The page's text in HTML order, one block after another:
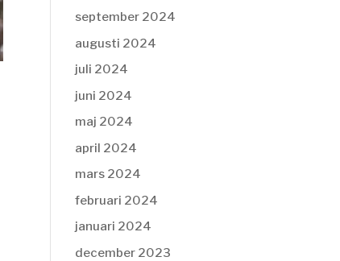
september 2024
augusti 2024
juli 2024
juni 2024
maj 2024
april 2024
mars 2024
februari 2024
januari 2024
december 2023